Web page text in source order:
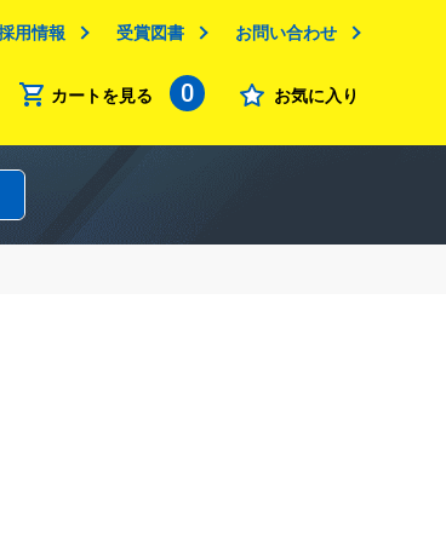
用情報 受賞図書 お問い合わせ
カートを見る 0 お気に入り